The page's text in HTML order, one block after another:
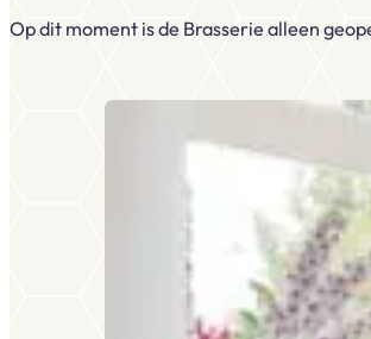
Op dit moment is de Brasserie alleen